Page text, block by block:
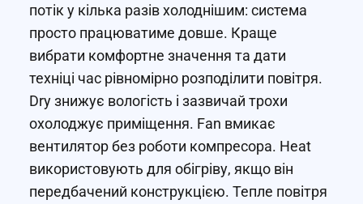
потік у кілька разів холоднішим: система
просто працюватиме довше. Краще
вибрати комфортне значення та дати
техніці час рівномірно розподілити повітря.
Dry знижує вологість і зазвичай трохи
охолоджує приміщення. Fan вмикає
вентилятор без роботи компресора. Heat
використовують для обігріву, якщо він
передбачений конструкцією. Тепле повітря